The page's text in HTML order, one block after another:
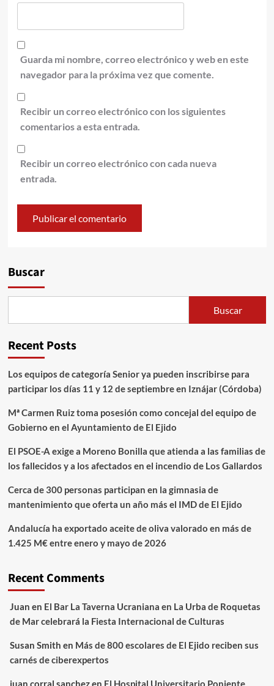
Guarda mi nombre, correo electrónico y web en este
navegador para la próxima vez que comente.
Recibir un correo electrónico con los siguientes
comentarios a esta entrada.
Recibir un correo electrónico con cada nueva
entrada.
Buscar
Buscar
Recent Posts
Los equipos de categoría Senior ya pueden inscribirse para
participar los días 11 y 12 de septiembre en Iznájar (Córdoba)
Mª Carmen Ruiz toma posesión como concejal del equipo de
Gobierno en el Ayuntamiento de El Ejido
El PSOE-A exige a Moreno Bonilla que atienda a las familias de
los fallecidos y a los afectados en el incendio de Los Gallardos
Cerca de 300 personas participan en la gimnasia de
mantenimiento que oferta un año más el IMD de El Ejido
Andalucía ha exportado aceite de oliva valorado en más de
1.425 M€ entre enero y mayo de 2026
Recent Comments
Juan en El Bar La Taverna Ucraniana en La Urba de Roquetas
de Mar celebrará la Fiesta Internacional de Culturas
Susan Smith en Más de 800 escolares de El Ejido reciben sus
carnés de ciberexpertos
juan corral sanchezen El Hospital Universitario Poniente